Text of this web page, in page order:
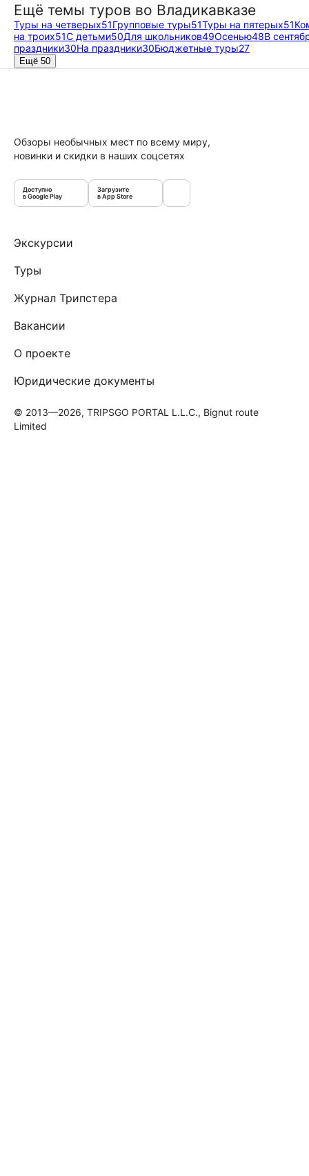
Ещё темы туров во Владикавказе
Туры на четверых51Групповые туры51Туры на пятерых51
на троих51С детьми50Для школьников49Осенью48В
праздники30На праздники30Бюджетные туры27
Ещё 50
Обзоры необычных мест по всему миру,
новинки и скидки в наших соцсетях
Доступно
в Google Play
Загрузите
в App Store
Экскурсии
Туры
Журнал Трипстера
Вакансии
О проекте
Юридические документы
© 2013—2026, TRIPSGO PORTAL L.L.C., Bignut route
Limited